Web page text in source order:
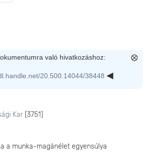
való hivatkozáshoz:
20.500.14044/38448
Kar [3751]
a munka-magánélet egyensúlya